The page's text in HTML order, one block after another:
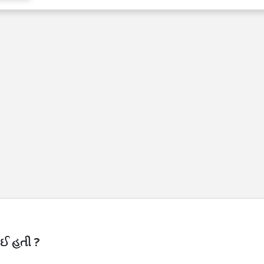
હતી ?